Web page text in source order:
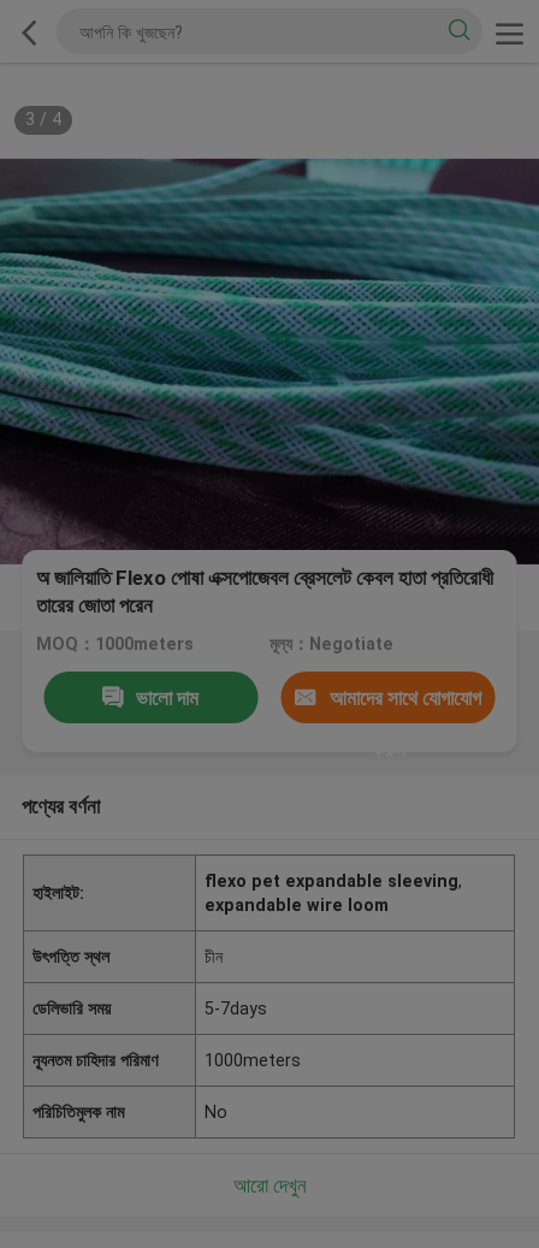
3 / 4
অ জালিয়াতি Flexo পোষা এক্সপোজেবল ব্রেসলেট কেবল হাতা প্রতিরোধী
তারের জোতা পরেন
MOQ：1000meters মূল্য：Negotiate
ভালো দাম আমাদের সাথে যোগাযোগ
পণ্যের বর্ণনা
হাইলাইট:
flexo pet expandable sleeving,
expandable wire loom
উৎপত্তি স্থল চীন
ডেলিভারি সময় 5-7days
ন্যূনতম চাহিদার পরিমাণ 1000meters
পরিচিতিমুলক নাম No
আরো দেখুন